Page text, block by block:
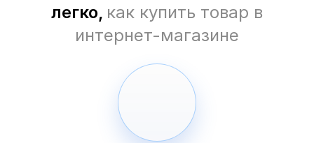
легко, как купить товар в
интернет-магазине